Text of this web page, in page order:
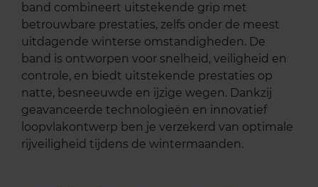
band combineert uitstekende grip met
betrouwbare prestaties, zelfs onder de meest
uitdagende winterse omstandigheden. De
band is ontworpen voor snelheid, veiligheid en
controle, en biedt uitstekende prestaties op
natte, besneeuwde en ijzige wegen. Dankzij
geavanceerde technologieën en innovatief
loopvlakontwerp ben je verzekerd van optimale
rijveiligheid tijdens de wintermaanden.